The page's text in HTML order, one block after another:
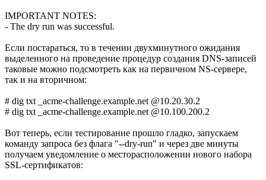
IMPORTANT NOTES:
- The dry run was successful.
Если постараться, то в течении двухминутного ожидания
выделенного на проведение процедур создания DNS-записей
таковые можно подсмотреть как на первичном NS-сервере,
так и на вторичном:
# dig txt _acme-challenge.example.net @10.20.30.2
# dig txt _acme-challenge.example.net @10.100.200.2
Вот теперь, если тестирование прошло гладко, запускаем
команду запроса без флага "--dry-run" и через две минуты
получаем уведомление о месторасположении нового набора
SSL-сертификатов: